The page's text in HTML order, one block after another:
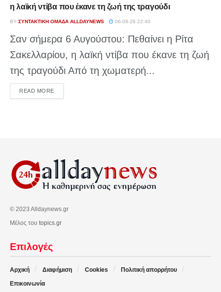
η λαϊκή ντίβα που έκανε τη ζωή της τραγούδι
BY ΣΥΝΤΑΚΤΙΚΉ ΟΜΆΔΑ ALLDAYNEWS 06-08-26 22:40
Σαν σήμερα 6 Αυγούστου: Πεθαίνει η Ρίτα
Σακελλαρίου, η λαϊκή ντίβα που έκανε τη ζωή
της τραγούδι Από τη χωματερή...
READ MOREDETAILS
© 2023 Alldaynews.gr
Μέλος του topics.gr
Επιλογές
Αρχική Διαφήμιση Cookies
Πολιτική απορρήτου
Επικοινωνία